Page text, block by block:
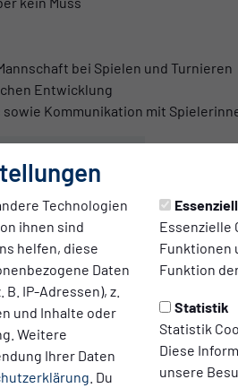
Technologien
ihnen sind
helfen, diese
Daten
IP-Adressen), z.
und Inhalte oder
Weitere
Ihrer Daten
. Du
Essenziell
Essenzielle
Funktionen
Funktion
Statistik
Statistik
Diese
unsere
bei Spielen und Turnieren
Entwicklung
Kommunikation mit